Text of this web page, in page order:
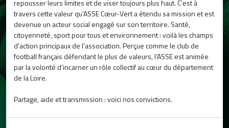
repousser leurs limites et de viser toujours plus haut. C’est à
travers cette valeur qu’ASSE Cœur-Vert a étendu sa mission et est
devenue un acteur social engagé sur son territoire. Santé,
citoyenneté, sport pour tous et environnement : voilà les champs
d’action principaux de l’association. Perçue comme le club de
football français défendant le plus de valeurs, l’ASSE est animée
par la volonté d’incarner un rôle collectif au cœur du département
de la Loire.
Partage, aide et transmission : voici nos convictions.